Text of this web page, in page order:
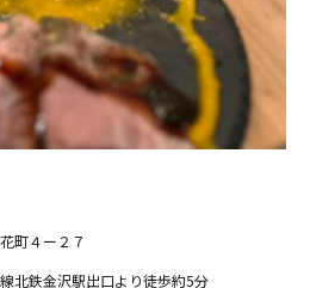
町４ー２７
北鉄金沢駅出口より徒歩約5分